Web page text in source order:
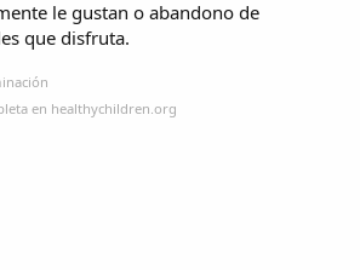
le gustan o abandono de
que disfruta.
en healthychildren.org